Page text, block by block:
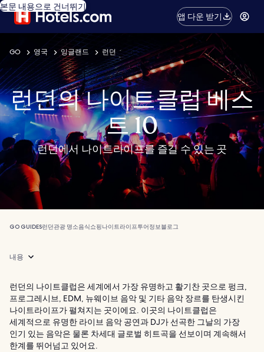
본문 내용으로 건너뛰기
앱 다운 받기
GO 영국 잉글랜드 런던
런던의 나이트클럽 베스
트 10
런던에서 나이트라이프를 즐길 수 있는 곳
GO GUIDES런던관광 명소음식쇼핑나이트라이프투어정보블로그
내용
런던의 나이트클럽은 세계에서 가장 유명하고 활기찬 곳으로 펑크,
프로그레시브, EDM, 뉴웨이브 음악 및 기타 음악 장르를 탄생시킨
나이트라이프가 펼쳐지는 곳이에요. 이곳의 나이트클럽은
세계적으로 유명한 라이브 음악 공연과 DJ가 선곡한 그날의 가장
인기 있는 음악은 물론 차세대 글로벌 히트곡을 선보이며 계속해서
한계를 뛰어넘고 있어요.